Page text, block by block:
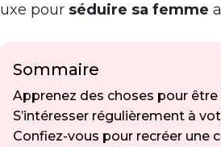
luxe pour séduire sa femme
Sommaire
Apprenez des choses pour
S’intéresser régulièrement à
Confiez-vous pour recréer une